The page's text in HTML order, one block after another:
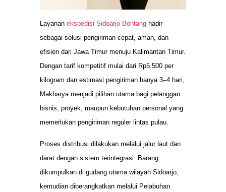
Layanan ekspedisi Sidoarjo Bontang hadir
sebagai solusi pengiriman cepat, aman, dan
efisien dari Jawa Timur menuju Kalimantan Timur.
Dengan tarif kompetitif mulai dari Rp5.500 per
kilogram dan estimasi pengiriman hanya 3–4 hari,
Makharya menjadi pilihan utama bagi pelanggan
bisnis, proyek, maupun kebutuhan personal yang
memerlukan pengiriman reguler lintas pulau.
Proses distribusi dilakukan melalui jalur laut dan
darat dengan sistem terintegrasi. Barang
dikumpulkan di gudang utama wilayah Sidoarjo,
kemudian diberangkatkan melalui Pelabuhan